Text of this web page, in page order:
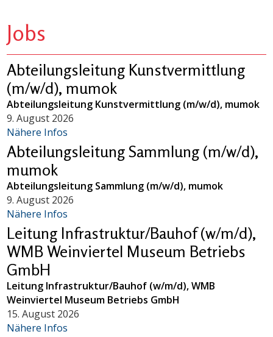
Jobs
Abteilungsleitung Kunstvermittlung
(m/w/d), mumok
Abteilungsleitung Kunstvermittlung (m/w/d), mumok
9. August 2026
Nähere Infos
Abteilungsleitung Sammlung (m/w/d),
mumok
Abteilungsleitung Sammlung (m/w/d), mumok
9. August 2026
Nähere Infos
Leitung Infrastruktur/Bauhof (w/m/d),
WMB Weinviertel Museum Betriebs
GmbH
Leitung Infrastruktur/Bauhof (w/m/d), WMB
Weinviertel Museum Betriebs GmbH
15. August 2026
Nähere Infos